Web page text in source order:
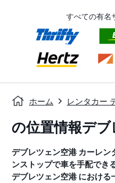
すべての有名
ホーム レンタカー
の位置情報デ
デブレツェン空港 カーレン
ンストップで車を手配でき
デブレツェン空港 における